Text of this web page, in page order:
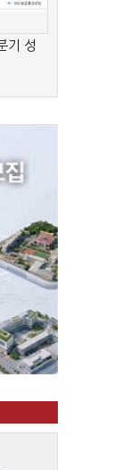
기 성